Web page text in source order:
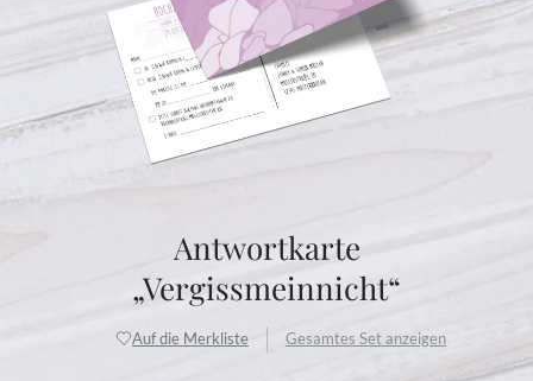
Antwortkarte
„Vergissmeinnicht“
Auf die Merkliste Gesamtes Set anzeigen